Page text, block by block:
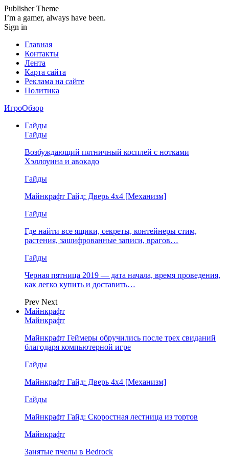
Publisher Theme
I’m a gamer, always have been.
Sign in
Главная
Контакты
Лента
Карта сайта
Реклама на сайте
Политика
ИгроОбзор
Гайды
Гайды
Возбуждающий пятничный косплей с нотками
Хэллоуина и авокадо
Гайды
Майнкрафт Гайд: Дверь 4х4 [Механизм]
Гайды
Где найти все ящики, секреты, контейнеры стим,
растения, зашифрованные записи, врагов…
Гайды
Черная пятница 2019 — дата начала, время проведения,
как легко купить и доставить…
Prev Next
Майнкрафт
Майнкрафт
Майнкрафт Геймеры обручились после трех свиданий
благодаря компьютерной игре
Гайды
Майнкрафт Гайд: Дверь 4х4 [Механизм]
Гайды
Майнкрафт Гайд: Скоростная лестница из тортов
Майнкрафт
Занятые пчелы в Bedrock